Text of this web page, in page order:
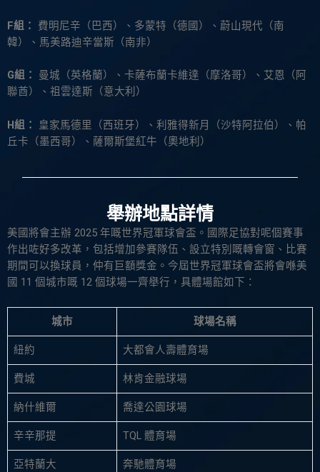
F組：
費明尼辛（巴西）、多蒙特（德國）、蔚山現代（南
韓）、馬美路迪辛當斯（南非）
G組：
曼城（英格蘭）、卡薩布蘭卡維達（摩洛哥）、艾恩（阿
聯酋）、祖雲達斯（意大利）
H組：
皇家馬德里（西班牙）、利雅得新月（沙特阿拉伯）、帕
丘卡（墨西哥）、薩爾斯堡紅牛（奧地利）
舉辦地點詳情
美國將會主辦 2025 年嘅世界冠軍球會盃。國際足協對呢個賽事
作出咗好多改革，包括增加參賽隊伍、設立特別嘅轉會窗、比賽
期間可以換球員，仲有巨額獎金。今屆世界冠軍球會盃將會喺美
國 11 個城市嘅 12 個球場一齊舉行，具體場館如下：
城市 球場名稱
紐約 大都會人壽體育場
費城 林肯金融球場
納什維爾 喬達公園球場
辛辛那提 TQL 體育場
亞特蘭大 奔馳體育場